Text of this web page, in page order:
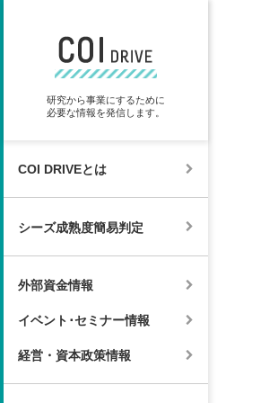
研究から事業にするために
必要な情報を発信します。
COI DRIVEとは
シーズ成熟度簡易判定
外部資金情報
イベント･セミナー情報
経営・資本政策情報